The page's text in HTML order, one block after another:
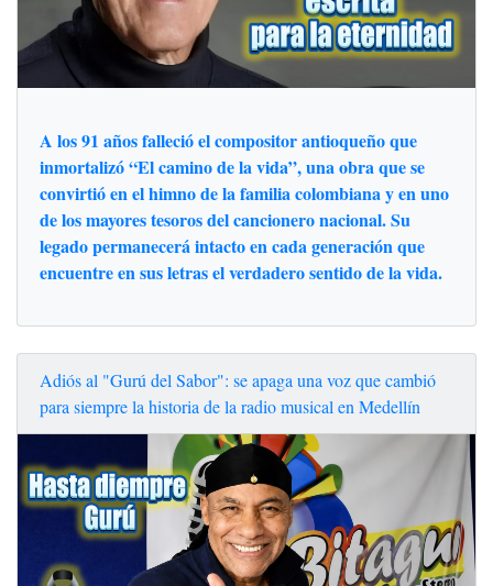
A los 91 años falleció el compositor antioqueño que
inmortalizó “El camino de la vida”, una obra que se
convirtió en el himno de la familia colombiana y en uno
de los mayores tesoros del cancionero nacional. Su
legado permanecerá intacto en cada generación que
encuentre en sus letras el verdadero sentido de la vida.
Adiós al "Gurú del Sabor": se apaga una voz que cambió
para siempre la historia de la radio musical en Medellín